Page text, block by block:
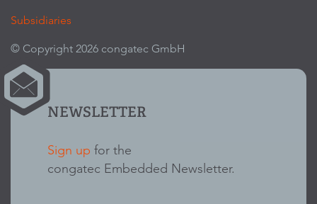
Subsidiaries
© Copyright 2026 congatec GmbH
NEWSLETTER
Sign up for the
congatec Embedded Newsletter.